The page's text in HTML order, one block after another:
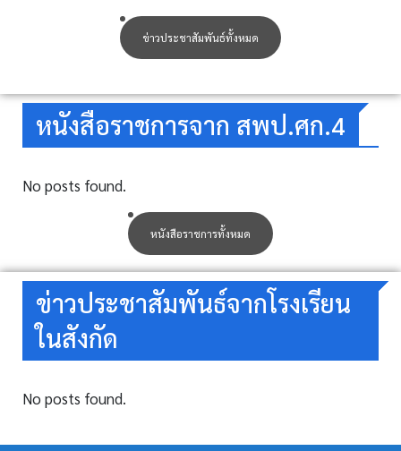
ข่าวประชาสัมพันธ์ทั้งหมด
หนังสือราชการจาก สพป.ศก.4
No posts found.
หนังสือราชการทั้งหมด
ข่าวประชาสัมพันธ์จากโรงเรียน
ในสังกัด
No posts found.